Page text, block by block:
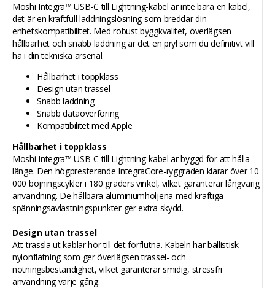
Moshi Integra™ USB-C till Lightning-kabel är inte bara en kabel,
det är en kraftfull laddningslösning som breddar din
enhetskompatibilitet. Med robust byggkvalitet, överlägsen
hållbarhet och snabb laddning är det en pryl som du definitivt vill
ha i din tekniska arsenal.
Hållbarhet i toppklass
Design utan trassel
Snabb laddning
Snabb dataöverföring
Kompatibilitet med Apple
Hållbarhet i toppklass
Moshi Integra™ USB-C till Lightning-kabel är byggd för att hålla
länge. Den högpresterande IntegraCore-ryggraden klarar över 10
000 böjningscykler i 180 graders vinkel, vilket garanterar långvarig
användning. De hållbara aluminiumhöljena med kraftiga
spänningsavlastningspunkter ger extra skydd.
Design utan trassel
Att trassla ut kablar hör till det förflutna. Kabeln har ballistisk
nylonflätning som ger överlägsen trassel- och
nötningsbeständighet, vilket garanterar smidig, stressfri
användning varje gång.